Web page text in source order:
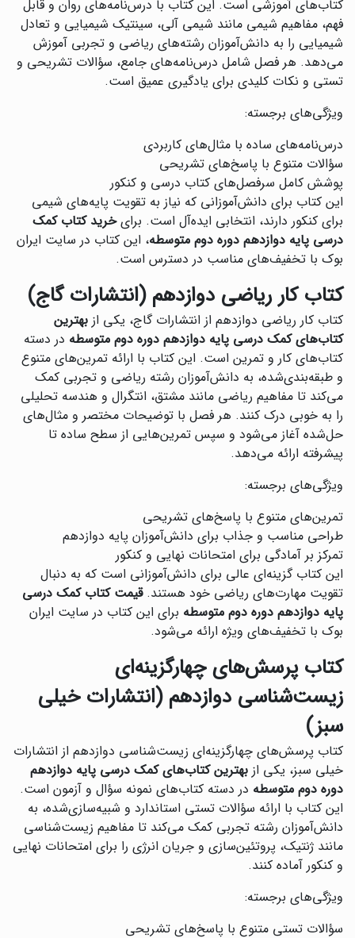
کتاب‌های آموزشی است. این کتاب با درس‌نامه‌های روان و قابل
فهم، مفاهیم شیمی مانند شیمی آلی، سینتیک شیمیایی و تعادل
شیمیایی را به دانش‌آموزان رشته‌های ریاضی و تجربی آموزش
می‌دهد. هر فصل شامل درس‌نامه‌های جامع، سؤالات تشریحی و
تستی و نکات کلیدی برای یادگیری عمیق است.
ویژگی‌های برجسته:
درس‌نامه‌های ساده با مثال‌های کاربردی
سؤالات متنوع با پاسخ‌های تشریحی
پوشش کامل سرفصل‌های کتاب درسی و کنکور
این کتاب برای دانش‌آموزانی که نیاز به تقویت پایه‌های شیمی
برای کنکور دارند، انتخابی ایده‌آل است. برایخرید کتاب کمک
درسی پایه دوازدهم دوره دوم متوسطه، این کتاب در سایت ایران
بوک با تخفیف‌های مناسب در دسترس است.
کتاب کار ریاضی دوازدهم (انتشارات گاج)
کتاب کار ریاضی دوازدهم از انتشارات گاج، یکی از بهترین
کتاب‌های کمک درسی پایه دوازدهم دوره دوم متوسطه در دسته
کتاب‌های کار و تمرین است. این کتاب با ارائه تمرین‌های متنوع
و طبقه‌بندی‌شده، به دانش‌آموزان رشته ریاضی و تجربی کمک
می‌کند تا مفاهیم ریاضی مانند مشتق، انتگرال و هندسه تحلیلی
را به خوبی درک کنند. هر فصل با توضیحات مختصر و مثال‌های
حل‌شده آغاز می‌شود و سپس تمرین‌هایی از سطح ساده تا
پیشرفته ارائه می‌دهد.
ویژگی‌های برجسته:
تمرین‌های متنوع با پاسخ‌های تشریحی
طراحی مناسب و جذاب برای دانش‌آموزان پایه دوازدهم
تمرکز بر آمادگی برای امتحانات نهایی و کنکور
این کتاب گزینه‌ای عالی برای دانش‌آموزانی است که به دنبال
تقویت مهارت‌های ریاضی خود هستند.قیمت کتاب کمک درسی
پایه دوازدهم دوره دوم متوسطه برای این کتاب در سایت ایران
بوک با تخفیف‌های ویژه ارائه می‌شود.
کتاب پرسش‌های چهارگزینه‌ای
زیست‌شناسی دوازدهم (انتشارات خیلی
سبز)
‌کتاب پرسش‌های چهارگزینه‌ای زیست‌شناسی دوازدهم از انتشارات
خیلی سبز، یکی از بهترین کتاب‌های کمک درسی پایه دوازدهم
دوره دوم متوسطه در دسته کتاب‌های نمونه سؤال و آزمون است.
این کتاب با ارائه سؤالات تستی استاندارد و شبیه‌سازی‌شده، به
دانش‌آموزان رشته تجربی کمک می‌کند تا مفاهیم زیست‌شناسی
مانند ژنتیک، پروتئین‌سازی و جریان انرژی را برای امتحانات نهایی
و کنکور آماده کنند.
ویژگی‌های برجسته:
سؤالات تستی متنوع با پاسخ‌های تشریحی